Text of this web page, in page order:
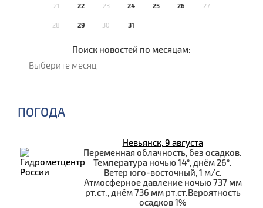
21 22 23 24 25 26 27
28 29 30 31
Поиск новостей по месяцам:
ПОГОДА
Невьянск, 9 августа
Переменная облачность, без осадков.
Температура ночью 14°, днём 26°.
Ветер юго-восточный, 1 м/с.
Атмосферное давление ночью 737 мм
рт.ст., днём 736 мм рт.ст.Вероятность
осадков 1%